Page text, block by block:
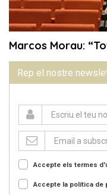
Rep el nostre
Accepte els termes
Accepte la política de